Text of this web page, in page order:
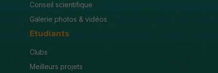
Conseil scientifique
Galerie photos & vidéos
Etudiants
Clubs
Meilleurs projets